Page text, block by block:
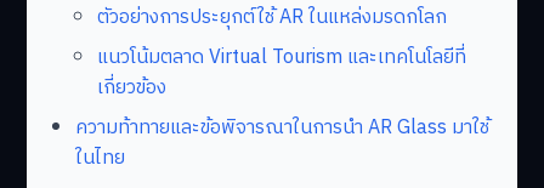
ตัวอย่างการประยุกต์ใช้ AR ในแหล่งมรดกโลก
แนวโน้มตลาด Virtual Tourism และเทคโนโลยีที่
เกี่ยวข้อง
ความท้าทายและข้อพิจารณาในการนำ AR Glass มาใช้
ในไทย